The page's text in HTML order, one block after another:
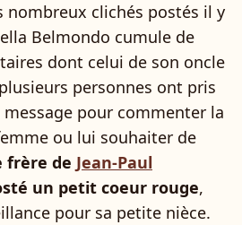
nombreux clichés postés il y
Belmondo cumule de
dont celui de son oncle
personnes ont pris
pour commenter la
ou lui souhaiter de
frère de Jean-Paul
un petit coeur rouge,
pour sa petite nièce.